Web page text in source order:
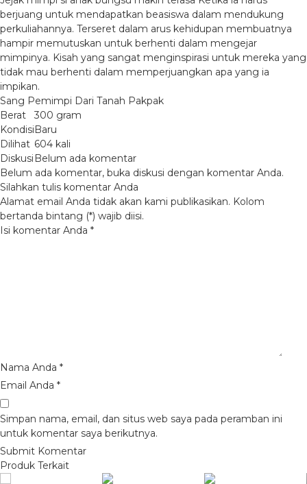
berjuang untuk mendapatkan beasiswa dalam mendukung
perkuliahannya. Terseret dalam arus kehidupan membuatnya
hampir memutuskan untuk berhenti dalam mengejar
mimpinya. Kisah yang sangat menginspirasi untuk mereka yang
tidak mau berhenti dalam memperjuangkan apa yang ia
impikan.
Sang Pemimpi Dari Tanah Pakpak
Berat
300 gram
KondisiBaru
Dilihat 604 kali
Diskusi Belum ada komentar
Belum ada komentar, buka diskusi dengan komentar Anda.
Silahkan tulis komentar Anda
Alamat email Anda tidak akan kami publikasikan. Kolom
bertanda bintang (*) wajib diisi.
Isi komentar Anda *
Nama Anda *
Email Anda *
Simpan nama, email, dan situs web saya pada peramban ini
untuk komentar saya berikutnya.
Produk Terkait